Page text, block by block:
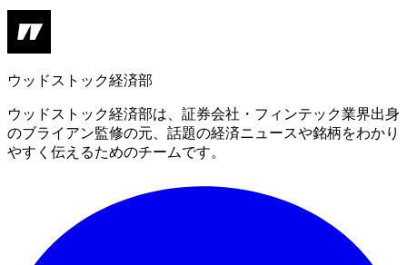
ウッドストック経済部
ウッドストック経済部は、証券会社・フィンテック業界出身
のブライアン監修の元、話題の経済ニュースや銘柄をわかり
やすく伝えるためのチームです。